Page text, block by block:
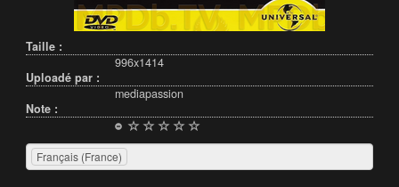
Taille :
996x1414
Uploadé par :
mediapassion
Note :
Français (France)